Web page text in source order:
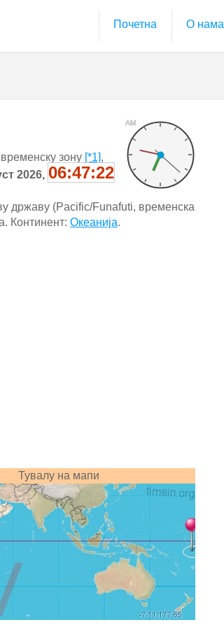
Почетна О нама
AM
зону [*1],
2026, 06:47:23
државу (Pacific/Funafuti, временска
Континент: Океанија.
Тувалу на мапи